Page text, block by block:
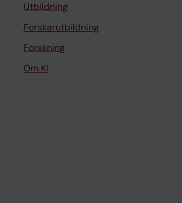
Utbildning
Forskarutbildning
Forskning
Om KI